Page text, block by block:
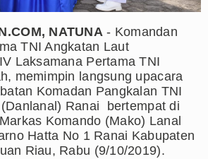
Minus T dan Q Sebagai
011 Lilawangsa Brigjen TNI
Baru Pengobatan Pasien Kanker
Waas Nonaktifkan Lurah AUR,
LSL Pengidap HIV/AIDS di
NATUNA- Komandan
TNI Angkatan Laut
Laksamana Pertama TNI
memimpin langsung upacara
Komadan Pangkalan TNI
Ranai bertempat di
Komando (Mako) Lanal
Hatta No 1 Ranai Kabupaten
Riau, Rabu (9/10/2019).